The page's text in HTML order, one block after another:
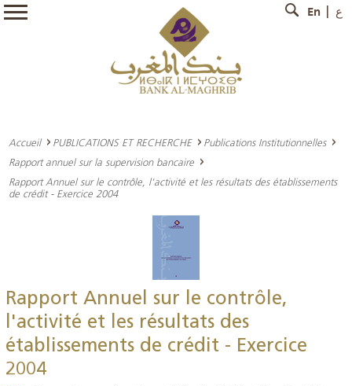
En ع
Accueil PUBLICATIONS ET RECHERCHE
Publications Institutionnelles
Rapport annuel sur la supervision bancaire
Rapport Annuel sur le contrôle, l'activité et les résultats des établissements
de crédit - Exercice 2004
Rapport Annuel sur le contrôle,
l'activité et les résultats des
établissements de crédit - Exercice
2004